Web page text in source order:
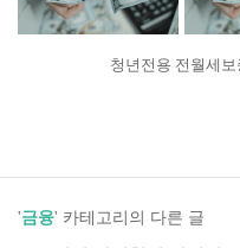
청년전용 전월세
'금융' 카테고리의 다른 글